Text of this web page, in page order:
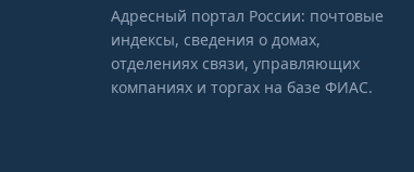
Адресный портал России: почтовые
индексы, сведения о домах,
отделениях связи, управляющих
компаниях и торгах на базе ФИАС.